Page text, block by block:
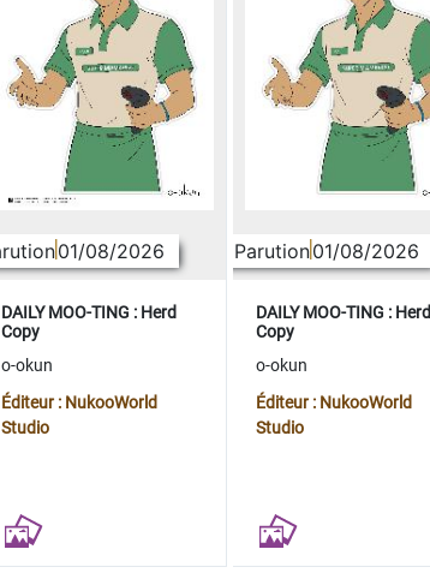
01/08/2026
DAILY MOO-TING : Herd
Copy
o-okun
Éditeur : NukooWorld
Studio
Parution01/08/2026
DAILY MOO-TING : Herd
Copy
o-okun
Éditeur : NukooWorld
Studio